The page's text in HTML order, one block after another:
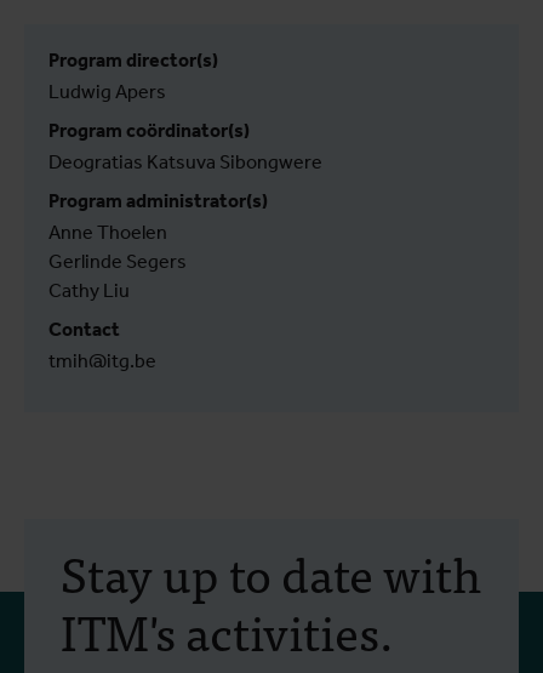
Program director(s)
Ludwig Apers
Program coördinator(s)
Deogratias Katsuva Sibongwere
Program administrator(s)
Anne Thoelen
Gerlinde Segers
Cathy Liu
Contact
tmih@itg.be
Stay up to date with
ITM's activities.